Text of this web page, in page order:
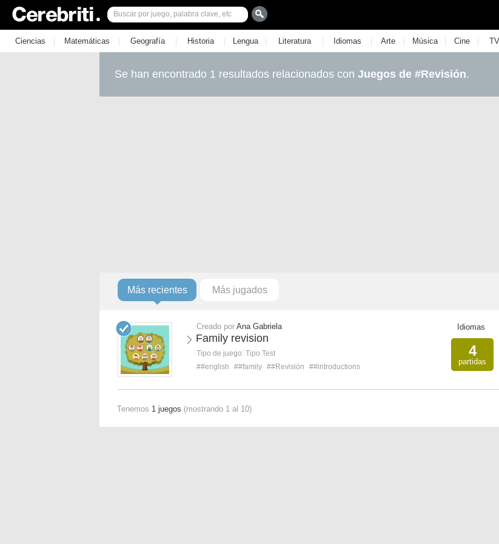
Ciencias | Matemáticas | Geografía | Historia | Lengua | Literatura | Idiomas | Arte | Música | Cine | TV
Se han encontrado 1 resultados relacionados con Juegos de #Revisión.
Más recientes Más jugados
Creado por Ana Gabriela
Family revision
Tipo de juego: Tipo Test
##english
##family ##Revisión ##introductions
Idiomas
4
partidas
Tenemos 1 juegos (mostrando 1 al 10)